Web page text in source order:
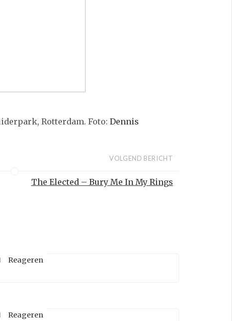
Rotterdam. Foto: Dennis
VOLGEND BERICHT
The Elected – Bury Me In My Rings
Reageren
Reageren